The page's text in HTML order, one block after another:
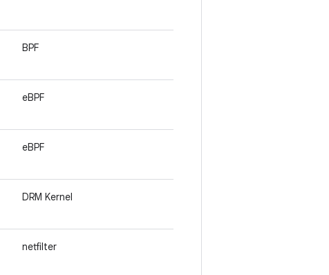
BPF
eBPF
eBPF
DRM Kernel
netfilter